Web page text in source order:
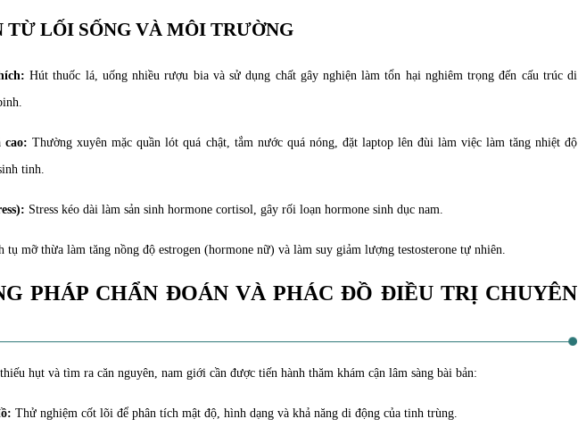
TỪ LỐI SỐNG VÀ MÔI TRƯỜNG
Hút thuốc lá, uống nhiều rượu bia và sử dụng chất gây nghiện làm tổn hại nghiêm trọng đến cấu trúc di
cao: Thường xuyên mặc quần lót quá chật, tắm nước quá nóng, đặt laptop lên đùi làm việc làm tăng nhiệt độ
tinh.
Stress kéo dài làm sản sinh hormone cortisol, gây rối loạn hormone sinh dục nam.
tụ mỡ thừa làm tăng nồng độ estrogen (hormone nữ) và làm suy giảm lượng testosterone tự nhiên.
PHÁP CHẨN ĐOÁN VÀ PHÁC ĐỒ ĐIỀU TRỊ CHUYÊN
hụt và tìm ra căn nguyên, nam giới cần được tiến hành thăm khám cận lâm sàng bài bản:
Thử nghiệm cốt lõi để phân tích mật độ, hình dạng và khả năng di động của tinh trùng.